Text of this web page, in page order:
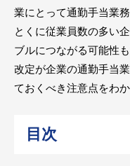
業にとって通勤手当業
とくに従業員数の多い
ブルにつながる可能性
改定が企業の通勤手当
ておくべき注意点をわ
目次